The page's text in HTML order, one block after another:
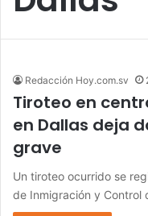
Redacción Hoy.com.sv
Tiroteo en
en Dallas deja
grave
Un tiroteo ocurrido se
de Inmigración y Control